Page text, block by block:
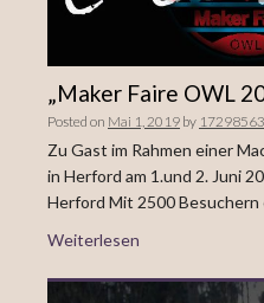
„Maker Faire OWL
Posted on Mai 1, 2019 by 17298563
Zu Gast im Rahmen einer
in Herford am 1.und 2. Juni
Herford Mit 2500
Weiterlesen